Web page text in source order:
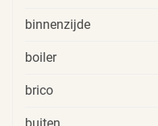
binnenzijde
boiler
brico
buiten